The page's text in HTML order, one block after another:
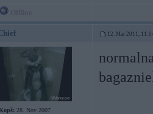
12. Mar 2011,
Kopš: 28. Nov 2007